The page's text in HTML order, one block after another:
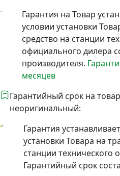
Гарантия на Товар
условии установки
средство на станции
официального дилера
производителя.
месяцев
Гарантийный срок на
неоригинальный:
Гарантия
установки Товара на
станции технического
Гарантийный срок